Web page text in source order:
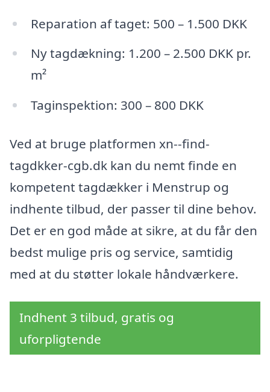
Reparation af taget: 500 – 1.500 DKK
Ny tagdækning: 1.200 – 2.500 DKK pr.
m²
Taginspektion: 300 – 800 DKK
Ved at bruge platformen xn--find-
tagdkker-cgb.dk kan du nemt finde en
kompetent tagdækker i Menstrup og
indhente tilbud, der passer til dine behov.
Det er en god måde at sikre, at du får den
bedst mulige pris og service, samtidig
med at du støtter lokale håndværkere.
Indhent 3 tilbud, gratis og
uforpligtende